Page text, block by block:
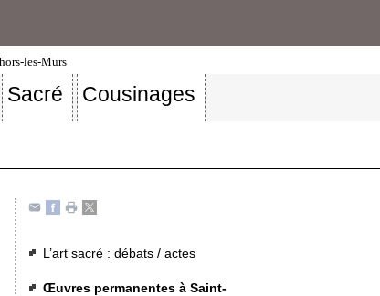
les-Murs
Sacré Cousinages
L’art sacré : débats / actes
Œuvres permanentes à Saint-